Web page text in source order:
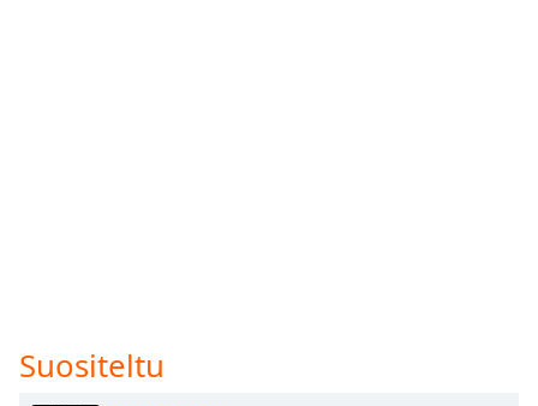
Suositeltu